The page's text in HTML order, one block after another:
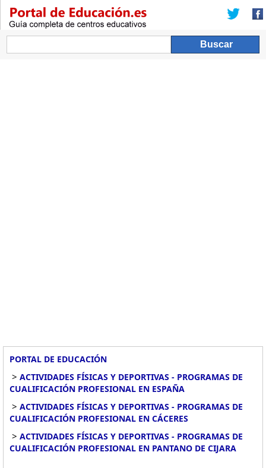
PORTAL DE EDUCACIÓN
> ACTIVIDADES FÍSICAS Y DEPORTIVAS - PROGRAMAS DE
CUALIFICACIÓN PROFESIONAL EN ESPAÑA
> ACTIVIDADES FÍSICAS Y DEPORTIVAS - PROGRAMAS DE
CUALIFICACIÓN PROFESIONAL EN CÁCERES
> ACTIVIDADES FÍSICAS Y DEPORTIVAS - PROGRAMAS DE
CUALIFICACIÓN PROFESIONAL EN PANTANO DE CIJARA